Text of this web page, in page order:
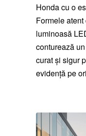
Honda cu o
Formele
luminoasă
conturează
curat și sigur
evidență pe